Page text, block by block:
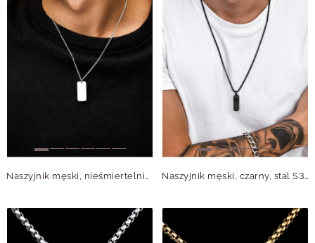
Naszyjnik męski, nieśmiertelnik, stal S310501S00 Naszyjnik męski, czarny, stal S311490S01